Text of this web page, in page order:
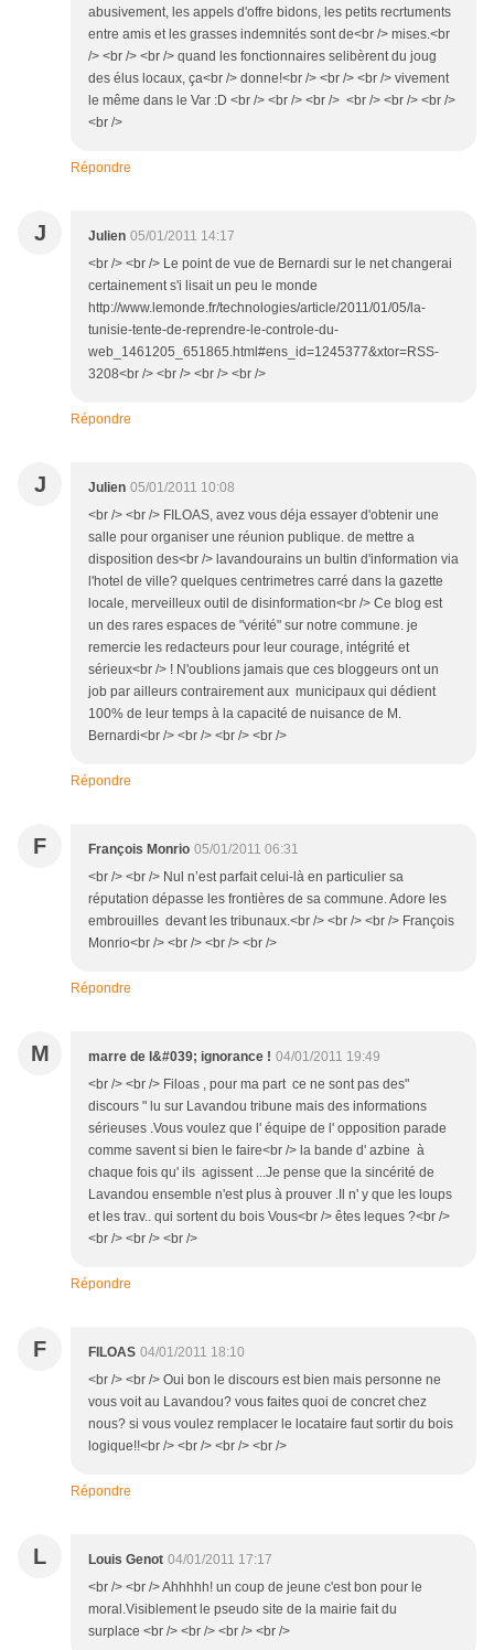
abusivement, les appels d'offre bidons, les petits recrtuments
entre amis et les grasses indemnités sont de<br /> mises.<br
/> <br /> <br /> quand les fonctionnaires selibèrent du joug
des élus locaux, ça<br /> donne!<br /> <br /> <br /> vivement
le même dans le Var :D <br /> <br /> <br /> <br /> <br /> <br />
<br />
Répondre
J Julien 05/01/2011 14:17
<br /> <br /> Le point de vue de Bernardi sur le net changerai
certainement s'i lisait un peu le monde
http://www.lemonde.fr/technologies/article/2011/01/05/la-
tunisie-tente-de-reprendre-le-controle-du-
web_1461205_651865.html#ens_id=1245377&xtor=RSS-
3208<br /> <br /> <br /> <br />
Répondre
J Julien 05/01/2011 10:08
<br /> <br /> FILOAS, avez vous déja essayer d'obtenir une
salle pour organiser une réunion publique. de mettre a
disposition des<br /> lavandourains un bultin d'information via
l'hotel de ville? quelques centrimetres carré dans la gazette
locale, merveilleux outil de disinformation<br /> Ce blog est
un des rares espaces de "vérité" sur notre commune. je
remercie les redacteurs pour leur courage, intégrité et
sérieux<br /> ! N'oublions jamais que ces bloggeurs ont un
job par ailleurs contrairement aux municipaux qui dédient
100% de leur temps à la capacité de nuisance de M.
Bernardi<br /> <br /> <br /> <br />
Répondre
F François Monrio 05/01/2011 06:31
<br /> <br /> Nul n’est parfait celui-là en particulier sa
réputation dépasse les frontières de sa commune. Adore les
embrouilles devant les tribunaux.<br /> <br /> <br /> François
Monrio<br /> <br /> <br /> <br />
Répondre
M marre de l&#039; ignorance ! 04/01/2011 19:49
<br /> <br /> Filoas , pour ma part ce ne sont pas des"
discours " lu sur Lavandou tribune mais des informations
sérieuses .Vous voulez que l' équipe de l' opposition parade
comme savent si bien le faire<br /> la bande d' azbine à
chaque fois qu' ils agissent ...Je pense que la sincérité de
Lavandou ensemble n'est plus à prouver .Il n' y que les loups
et les trav.. qui sortent du bois Vous<br /> êtes leques ?<br />
<br /> <br /> <br />
Répondre
F FILOAS 04/01/2011 18:10
<br /> <br /> Oui bon le discours est bien mais personne ne
vous voit au Lavandou? vous faites quoi de concret chez
nous? si vous voulez remplacer le locataire faut sortir du bois
logique!!<br /> <br /> <br /> <br />
Répondre
L Louis Genot 04/01/2011 17:17
<br /> <br /> Ahhhhh! un coup de jeune c'est bon pour le
moral.Visiblement le pseudo site de la mairie fait du
surplace <br /> <br /> <br /> <br />